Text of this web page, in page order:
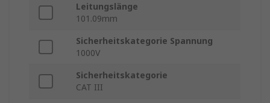
Leitungslänge
101.09mm
Sicherheitskategorie Spannung
1000V
Sicherheitskategorie
CAT III